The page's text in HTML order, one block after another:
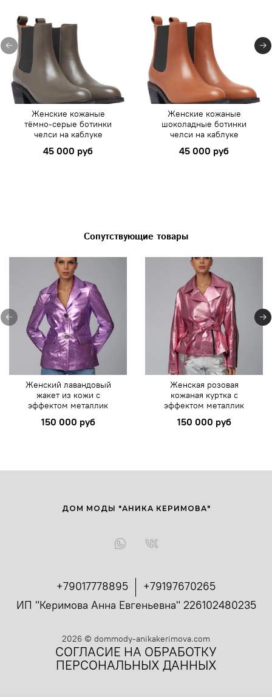
Женские кожаные
тёмно-серые ботинки
челси на каблуке
45 000 руб
Женские кожаные
шоколадные ботинки
челси на каблуке
45 000 руб
Сопутствующие товары
Женский лавандовый
жакет из кожи с
эффектом металлик
150 000 руб
Женская розовая
кожаная куртка с
эффектом металлик
150 000 руб
+79017778895
+79197670265
ИП "Керимова Анна Евгеньевна" 226102480235
ДОМ МОДЫ "АНИКА КЕРИМОВА"
2026 © dommody-anikakerimova.com
СОГЛАСИЕ НА ОБРАБОТКУ
ПЕРСОНАЛЬНЫХ ДАННЫХ